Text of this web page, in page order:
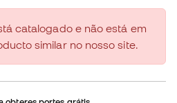
catalogado e não está em
similar no nosso site.